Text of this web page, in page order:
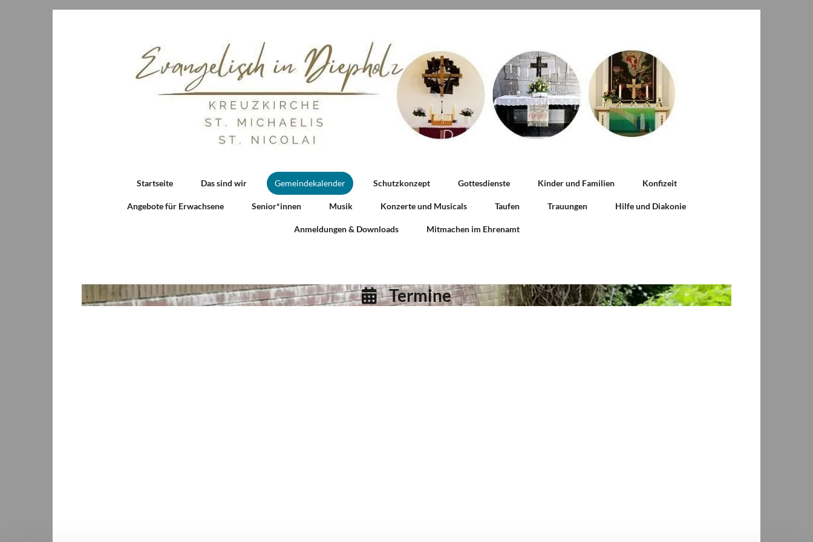
Startseite Das sind wir Gemeindekalender Schutzkonzept Gottesdienste Kinder und Familien Konfizeit
Angebote für Erwachsene Senior*innen Musik Konzerte und Musicals Taufen Trauungen Hilfe und Diakonie
Anmeldungen & Downloads Mitmachen im Ehrenamt
Termine